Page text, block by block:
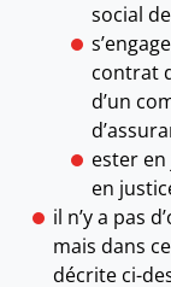
social
contrat
d’un
ester
en
il n’y a pas
mais dans
décrite ci-